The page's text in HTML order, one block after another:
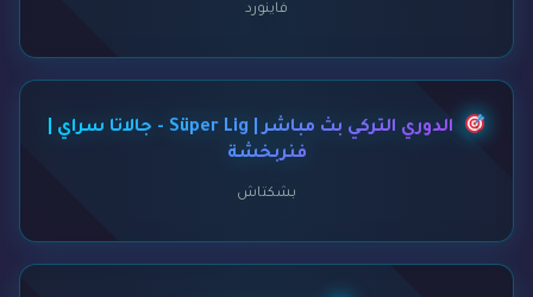
فاينورد
الدوري التركي بث مباشر | Süper Lig - جالاتا سراي |
فنربخشة
بشكتاش